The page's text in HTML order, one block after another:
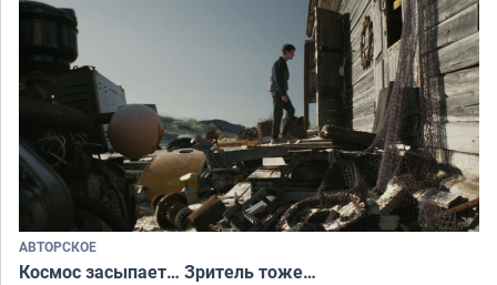
АВТОРСКОЕ
Космос засыпает… Зритель тоже…